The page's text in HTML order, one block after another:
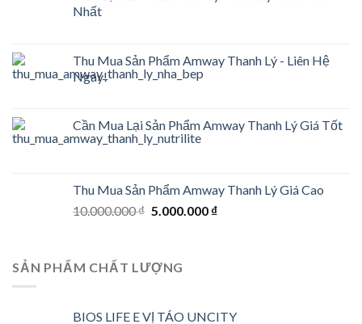
Nhất
Thu Mua Sản Phẩm Amway Thanh Lý - Liên Hệ
Ngay!
Cần Mua Lại Sản Phẩm Amway Thanh Lý Giá Tốt
Thu Mua Sản Phẩm Amway Thanh Lý Giá Cao
10.000.000₫ Original
10.000.000 ₫.
5.000.000 ₫Current
SẢN PHẨM CHẤT LƯỢNG
BIOS LIFE E VỊ TÁO UNCITY